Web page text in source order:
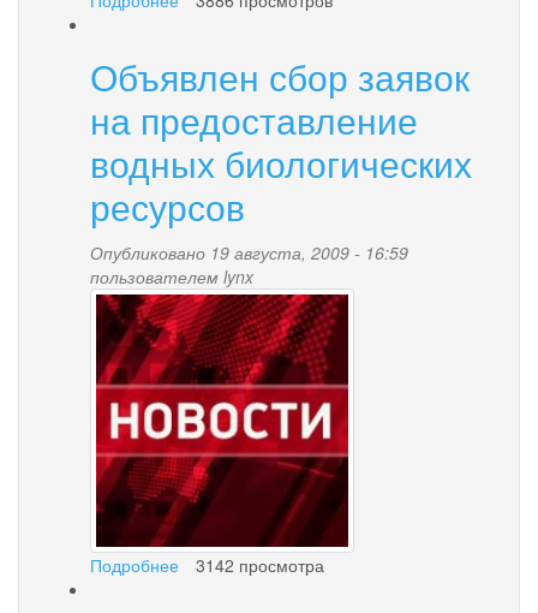
округе
приняты
Правила
благоустройства
Объявлен сбор заявок
на предоставление
водных биологических
ресурсов
Опубликовано 19 августа, 2009 - 16:59
пользователем lynx
news-
palana.jpg
Подробнее 3142 просмотра